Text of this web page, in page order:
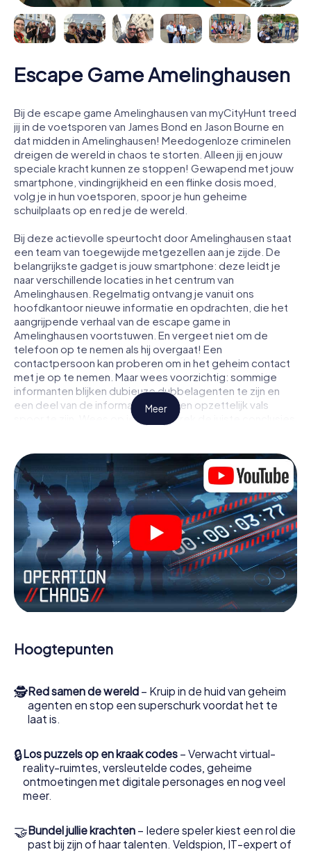
Escape Game Amelinghausen
Bij de escape game Amelinghausen van myCityHunt treed
jij in de voetsporen van James Bond en Jason Bourne en
dat midden in Amelinghausen! Meedogenloze criminelen
dreigen de wereld in chaos te storten. Alleen jij en jouw
speciale kracht kunnen ze stoppen! Gewapend met jouw
smartphone, vindingrijkheid en een flinke dosis moed,
volg je in hun voetsporen, spoor je hun geheime
schuilplaats op en red je de wereld.
Bij deze actievolle speurtocht door Amelinghausen staat
een team van toegewijde metgezellen aan je zijde. De
belangrijkste gadget is jouw smartphone: deze leidt je
naar verschillende locaties in het centrum van
Amelinghausen. Regelmatig ontvang je vanuit ons
hoofdkantoor nieuwe informatie en opdrachten, die het
aangrijpende verhaal van de escape game in
Amelinghausen voortstuwen. En vergeet niet om de
telefoon op te nemen als hij overgaat! Een
contactpersoon kan proberen om in het geheim contact
met je op te nemen. Maar wees voorzichtig: sommige
informanten blijken dubieuze dubbelagenten te zijn en
een deel van de informatie blijkt een opzettelijk vals
spoor te zijn. Wees op je hoede, trek de juiste conclusies
Anders dan in een klassieke escaperoom in
Amelinghausen zit je niet opgesloten in een kamer waaruit
je jezelf binnen een bepaald tijdvenster moet bevrijden.
Met deze speurtocht met een smartphone wordt heel
Amelinghausen jouw speelveld! De technische
voorwaarden voor jouw avontuur in Amelinghausen zijn
een smartphone en toegang tot het mobiel internet. Met
één klik krijg jij toegang tot onze app. Je hoeft niets te
installeren om door interactieve video's, lastige
minigames of andere functies in de actie te worden
getrokken.
spionnen en lok de handlangers van de schurk naar je toe.
In deze escape game Amelinghausen moeten jij en jouw
echter niet verborgen blijven achter de sluier van
geheimhouding rond de geheime dienst: jij vereeuwigt
jezelf en jouw team in de hoogste score van
fotogalerij. De escape game van myCityHunt verandert
Amelinghausen in jouw eigen persoonlijke
avonturenspeeltuin. Koop je tickets voor de wereld van
spionage en geheime agenten en verander
Meer
Hoogtepunten
🕵Red samen de wereld – Kruip in de huid van geheim
agenten en stop een superschurk voordat het te
laat is.
🔒Los puzzels op en kraak codes – Verwacht virtual-
reality-ruimtes, versleutelde codes, geheime
ontmoetingen met digitale personages en nog veel
meer.
🤝Bundel jullie krachten – Iedere speler kiest een rol die
past bij zijn of haar talenten. Veldspion, IT-expert of